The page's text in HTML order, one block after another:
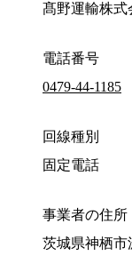
髙野運輸株式
電話番号
0479-44-1185
回線種別
固定電話
事業者の住所
茨城県神栖市